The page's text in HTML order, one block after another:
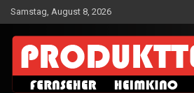
Skip
to
content
Samstag, August 8, 2026